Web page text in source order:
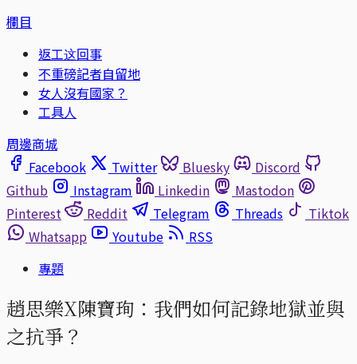
欄目
返工这回事
不重磅記者自留地
女人沒有國家？
工具人
周邊商城
Facebook
Twitter Bluesky
Discord
Github
Instagram Linkedin
Mastodon
Pinterest
Reddit Telegram Threads
Tiktok
Whatsapp
Youtube
RSS
專題
趙思樂X陳寶珣：我們如何記錄地獄並與
之抗爭？